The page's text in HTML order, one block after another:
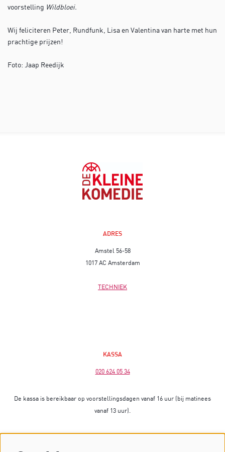
voorstelling Wildbloei.
Wij feliciteren Peter, Rundfunk, Lisa en Valentina van harte met hun
prachtige prijzen!
Foto: Jaap Reedijk
ADRES
Amstel 56-58
1017 AC Amsterdam
TECHNIEK
KASSA
020 624 05 34
De kassa is bereikbaar op voorstellingsdagen vanaf 16 uur (bij matinees
vanaf 13 uur).